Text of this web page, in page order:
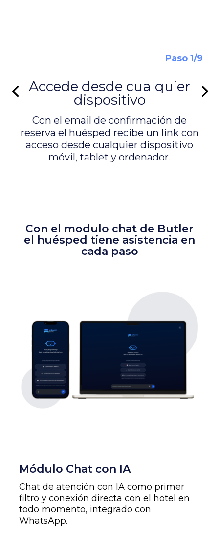
Paso 1/9
Accede desde cualquier
dispositivo
Con el email de confirmación de
reserva el huésped recibe un link con
acceso desde cualquier dispositivo
móvil, tablet y ordenador.
Con el modulo chat de Butler
el huésped tiene asistencia en
cada paso
Módulo Chat con IA
Chat de atención con IA como primer
filtro y conexión directa con el hotel en
todo momento, integrado con
WhatsApp.